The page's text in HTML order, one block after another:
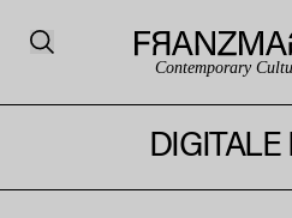
Contemporary
DIGITALE